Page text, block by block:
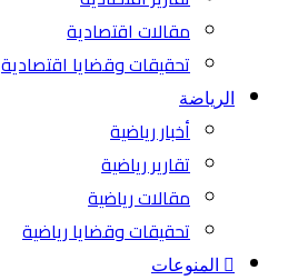
مقالات اقتصادية
تحقيقات وقضايا اقتصادية
الرياضة
أخبار رياضية
تقارير رياضية
مقالات رياضية
تحقيقات وقضايا رياضية
المنوعات